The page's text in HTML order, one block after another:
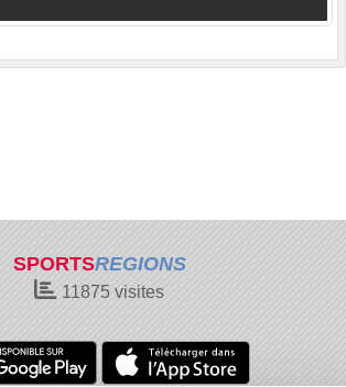
SPORTSREGIONS
11875 visites